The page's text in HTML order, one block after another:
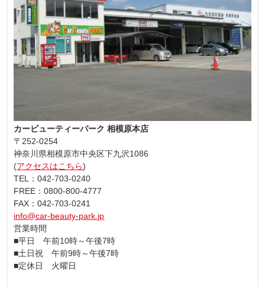
カービューティーパーク 相模原本店
〒252-0254
神奈川県相模原市中央区下九沢1086
(アクセスはこちら)
TEL：042-703-0240
FREE：0800-800-4777
FAX：042-703-0241
info@car-beauty-park.jp
営業時間
■平日 午前10時～午後7時
■土日祝 午前9時～午後7時
■定休日 火曜日